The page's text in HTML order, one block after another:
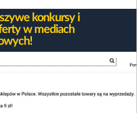
konkursy i
w mediach